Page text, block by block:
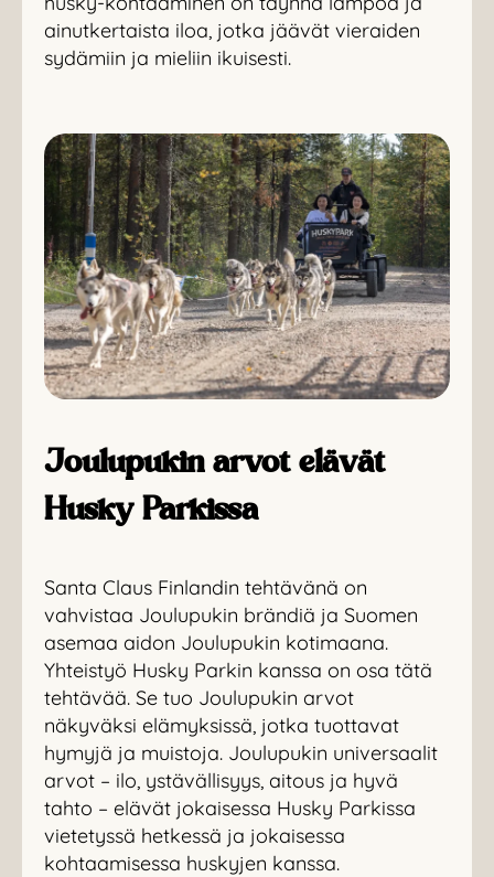
ainutkertaista iloa, jotka jäävät vieraiden
sydämiin ja mieliin ikuisesti.
Joulupukin arvot elävät
Husky Parkissa
Santa Claus Finlandin tehtävänä on
vahvistaa Joulupukin brändiä ja Suomen
asemaa aidon Joulupukin kotimaana.
Yhteistyö Husky Parkin kanssa on osa tätä
tehtävää. Se tuo Joulupukin arvot
näkyväksi elämyksissä, jotka tuottavat
hymyjä ja muistoja. Joulupukin universaalit
arvot – ilo, ystävällisyys, aitous ja hyvä
tahto – elävät jokaisessa Husky Parkissa
vietetyssä hetkessä ja jokaisessa
kohtaamisessa huskyjen kanssa.